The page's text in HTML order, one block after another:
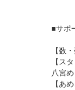
■サポ
【数
【ス
八宮
【あ